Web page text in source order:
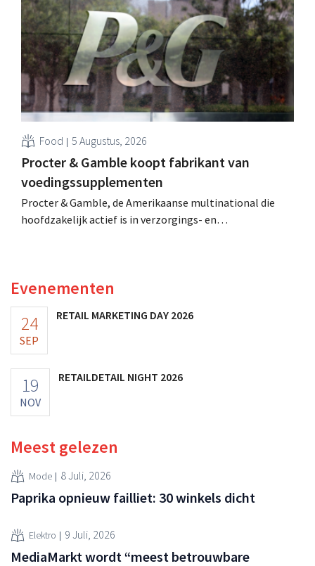
retailer, realiseerde de fusie met Promodès en nam
toenmalig Belgisch marktleider GB over.
Food 5 Augustus, 2026
Procter & Gamble koopt fabrikant van
voedingssupplementen
Procter & Gamble, de Amerikaanse multinational die
hoofdzakelijk actief is in verzorgings- en
Evenementen
24
SEP
RETAIL MARKETING DAY 2026
19
NOV
RETAILDETAIL NIGHT 2026
Meest gelezen
Mode 8 Juli, 2026
Paprika opnieuw failliet: 30 winkels dicht
Elektro 9 Juli, 2026
MediaMarkt wordt “meest betrouwbare